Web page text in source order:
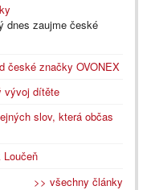
dnes zaujme české
české značky OVONEX
vývoj dítěte
slov, která občas
Loučeň
>> všechny články